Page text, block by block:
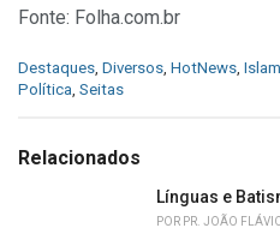
Fonte: Folha.com.br
C
a
g
Destaques Diversos HotNews
Política Seitas
Relacionados
Línguas e
POR PR. JOÃO